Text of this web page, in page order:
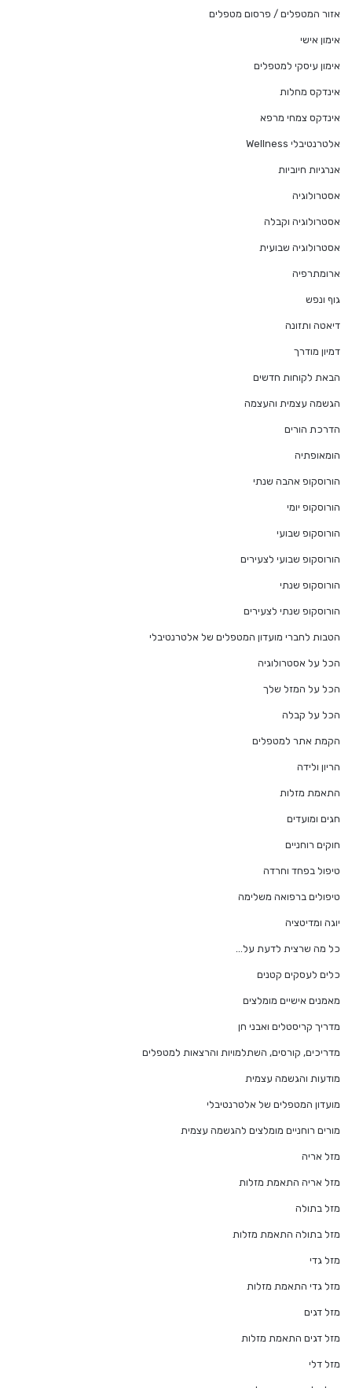
אזור המטפלים / פרסום מטפלים
אימון אישי
אימון עיסקי למטפלים
אינדקס מחלות
אינדקס צמחי מרפא
אלטרנטיבלי Wellness
אנרגיות חיוביות
אסטרולוגיה
אסטרולוגיה וקבלה
אסטרולוגיה שבועית
ארומתרפיה
גוף ונפש
דיאטה ותזונה
דמיון מודרך
הבאת לקוחות חדשים
הגשמה עצמית והעצמה
הדרכת הורים
הומאופתיה
הורוסקופ אהבה שנתי
הורוסקופ יומי
הורוסקופ שבועי
הורוסקופ שבועי לצעירים
הורוסקופ שנתי
הורוסקופ שנתי לצעירים
הטבות לחברי מועדון המטפלים של אלטרנטיבלי
הכל על אסטרולוגיה
הכל על המזל שלך
הכל על קבלה
הקמת אתר למטפלים
הריון ולידה
התאמת מזלות
חגים ומועדים
חוקים רוחניים
טיפול בפחד וחרדה
טיפולים ברפואה משלימה
יוגה ומדיטציה
כל מה שרצית לדעת על…
כלים לעסקים קטנים
מאמנים אישיים מומלצים
מדריך קריסטלים ואבני חן
מדריכים, קורסים, השתלמויות והרצאות למטפלים
מודעות והגשמה עצמית
מועדון המטפלים של אלטרנטיבלי
מורים רוחניים מומלצים להגשמה עצמית
מזל אריה
מזל אריה התאמת מזלות
מזל בתולה
מזל בתולה התאמת מזלות
מזל גדי
מזל גדי התאמת מזלות
מזל דגים
מזל דגים התאמת מזלות
מזל דלי